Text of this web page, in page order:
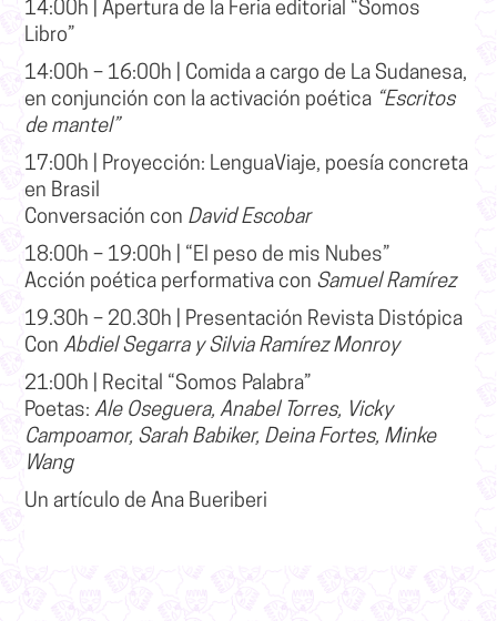
14:00h Apertura de la Feria editorial “Somos
Libro”
14:00h – 16:00h
Comida a cargo de La Sudanesa,
en conjunción con la activación poética “Escritos
de mantel”
17:00h
| Proyección: LenguaViaje, poesía concreta
en Brasil
Conversación con David Escobar
18:00h – 19:00h | “El peso de mis Nubes”
Acción poética performativa con Samuel Ramírez
19.30h – 20.30h |
Presentación Revista Distópica
Con Abdiel Segarra y Silvia Ramírez Monroy
21:00h | Recital “Somos Palabra”
Poetas: Ale Oseguera, Anabel Torres, Vicky
Campoamor, Sarah Babiker, Deina Fortes, Minke
Wang
Un artículo de Ana Bueriberi